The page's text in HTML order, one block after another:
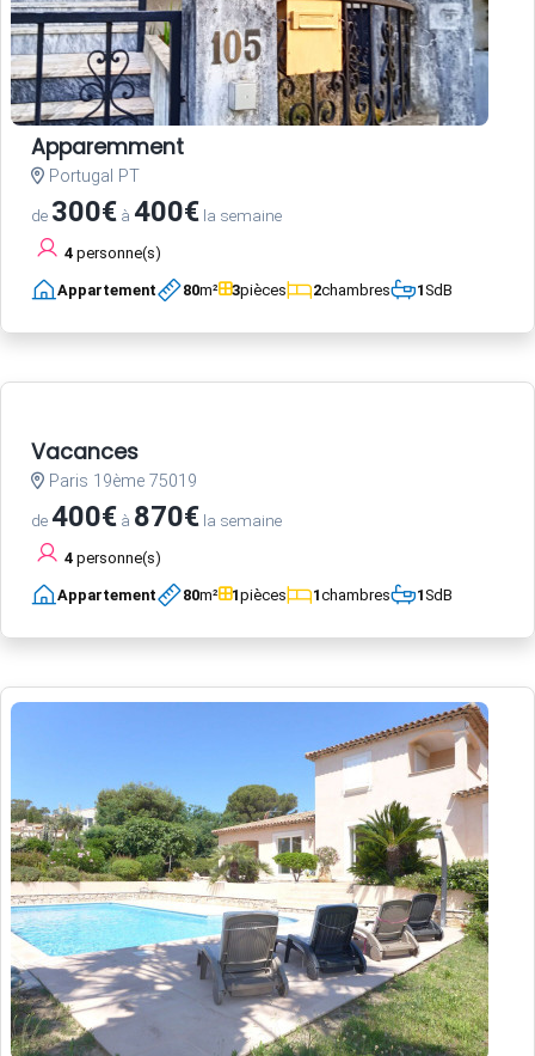
Apparemment
Portugal PT
de 300€ à 400€ la semaine
4 personne(s)
Appartement 80m² 3pièces 2chambres 1SdB
Vacances
Paris 19ème 75019
de400€ à 870€ la semaine
4 personne(s)
Appartement 80m² 1pièces 1chambres 1SdB